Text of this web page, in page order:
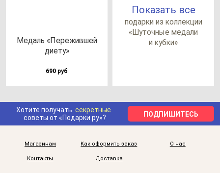
Медаль «Пере­жив­шей
ди­ету»
690 руб
Показать все
по­дар­ки из кол­лек­ции
«Шуточ­ные ме­да­ли
и куб­ки»
Хотите получать секретные
советы от «Подарки.ру»?
ПОДПИШИТЕСЬ
Магазинам Как оформить заказ О нас
Контакты Доставка